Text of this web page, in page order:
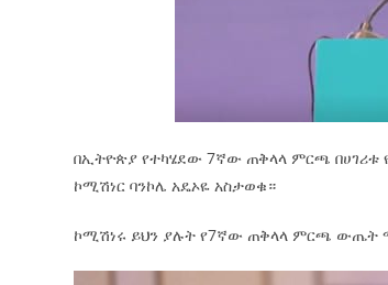
በኢትዮጵያ የተካሄደው 7ኛው ጠቅላላ ምርጫ በሀገሪቱ
ኮሚሽነር ባንኮሌ አዴኦዬ አስታወቁ።
ኮሚሽነሩ ይህን ያሉት የ7ኛው ጠቅላላ ምርጫ ውጤት